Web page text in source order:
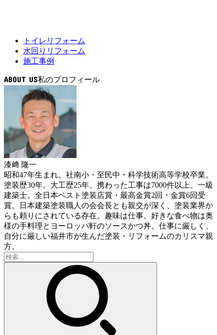
トイレリフォーム
水回りリフォーム
施工事例
ABOUT US
漆﨑 隆一
昭和47年生まれ。社南小・至民中・科学技術高等学校卒業。
塗装歴30年。大工歴25年。携わった工事は7000件以上。一級
建築士。全日本ベスト塗装店賞・最高金賞2回・金賞6回受
賞。日本建築塗装職人の会会長とも親交が深く、塗装業界か
らも頼りにされている存在。趣味は仕事。好きな食べ物は奥
様の手料理とヨーロッパ軒のソースかつ丼。仕事に厳しく、
自分に厳しい福井市が生んだ塗装・リフォームのカリスマ親
方。
検
索: